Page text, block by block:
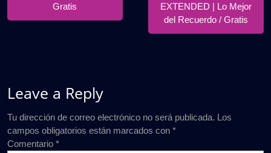
Gratis
EXTENDED | Lo Mejor
del Recuerdo / Gratis
Leave a Reply
Tu dirección de correo electrónico no será publicada. Los
campos obligatorios están marcados con *
Comentario *